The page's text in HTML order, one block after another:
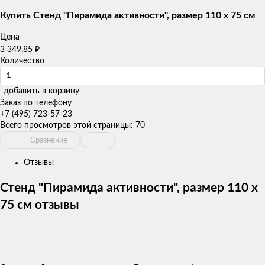
товаров
Купить Стенд "Пирамида активности", размер 110 х 75 см
Цена
3 349,85 ₽
Количество
добавить в корзину
Заказ по телефону
+7 (495) 723-57-23
Всего просмотров этой страницы: 70
Сравнение
Отзывы
Стенд "Пирамида активности", размер 110 х
75 см отзывы